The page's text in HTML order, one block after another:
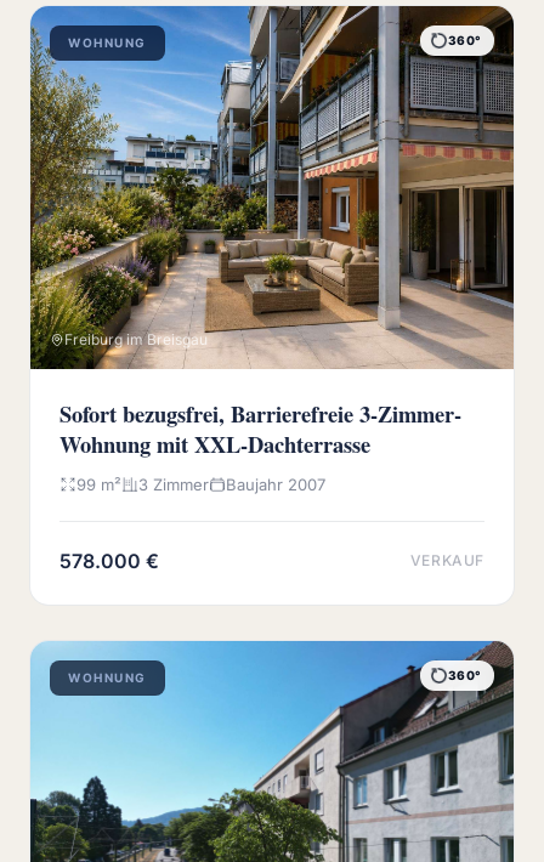
WOHNUNG 360°
Freiburg im Breisgau
Sofort bezugsfrei, Barrierefreie 3-Zimmer-
Wohnung mit XXL-Dachterrasse
99 m² 3 Zimmer Baujahr 2007
578.000 € VERKAUF
WOHNUNG 360°